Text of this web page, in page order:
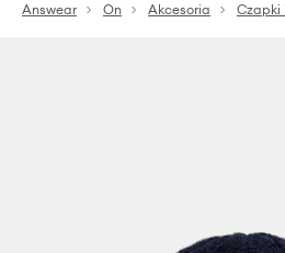
Answear On Akcesoria Czapki